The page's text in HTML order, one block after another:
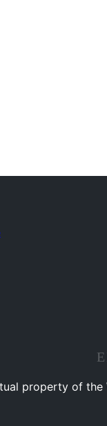
property of the